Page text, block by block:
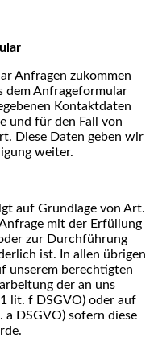
Anfragen zukommen
demAnfrageformular
Kontaktdaten
und für den Fall von
Diese Daten geben wir
weiter.
auf Grundlage von Art.
mit der Erfüllung
zur Durchführung
ist. In allen übrigen
unserem berechtigten
der an uns
lit. f DSGVO) oder auf
DSGVO) sofern diese